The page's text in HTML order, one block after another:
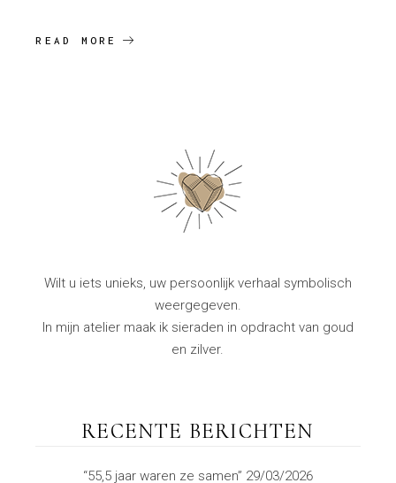
READ MORE
Wilt u iets unieks, uw persoonlijk verhaal symbolisch
weergegeven.
In mijn atelier maak ik sieraden in opdracht van goud
en zilver.
RECENTE BERICHTEN
“55,5 jaar waren ze samen” 29/03/2026